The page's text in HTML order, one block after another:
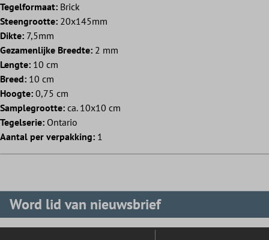
Tegelformaat: Brick
Steengrootte: 20x145mm
Dikte: 7,5mm
Gezamenlijke Breedte: 2 mm
Lengte: 10 cm
Breed: 10 cm
Hoogte: 0,75 cm
Samplegrootte: ca. 10x10 cm
Tegelserie: Ontario
Aantal per verpakking: 1
Word lid van nieuwsbrief